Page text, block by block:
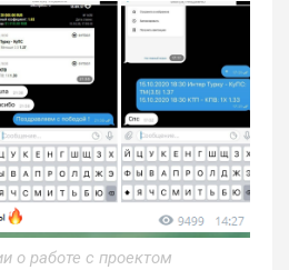
о работе с проектом